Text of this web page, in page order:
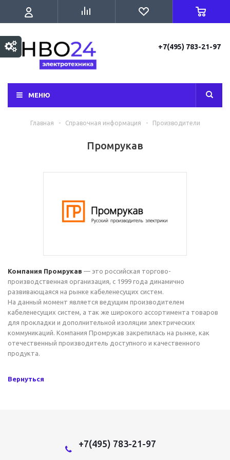
+7(495) 783-21-97
МЕНЮ
Главная - Справочная информация - Производители
Промрукав
Компания Промрукав — это российская торгово-
производственная организация, с 1999 года динамично
развивающаяся на рынке кабеленесущих систем.
На данный момент является ведущим производителем
кабеленесущих систем, а так же широкого ассортимента товаров
для прокладки и дополнительной изоляции электрических
коммуникаций. Компания Промрукав закрепилась на рынке, как
отечественный производитель доступного и качественного
продукта.
Вернуться
+7(495) 783-21-97